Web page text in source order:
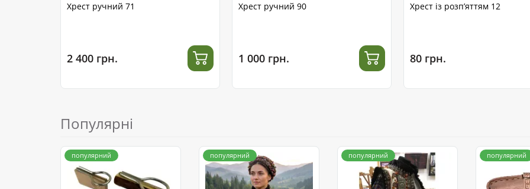
Хрест ручний 71
2 400 грн.
Хрест ручний 90
1 000 грн.
Хрест із розп’яттям 12
80 грн.
Популярні
популярний популярний популярний популярний